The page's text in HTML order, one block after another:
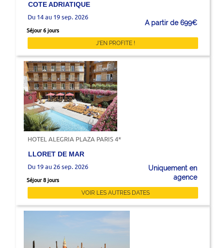
COTE ADRIATIQUE
Du 14 au 19 sep. 2026
Séjour 6 jours
A partir de 699€
J'EN PROFITE !
HOTEL ALEGRIA PLAZA PARIS 4*
LLORET DE MAR
Du 19 au 26 sep. 2026
Séjour 8 jours
Uniquement en
agence
VOIR LES AUTRES DATES